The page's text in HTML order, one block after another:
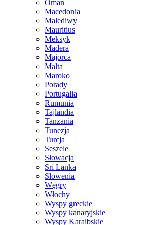
Oman
Macedonia
Malediwy
Mauritius
Meksyk
Madera
Majorca
Malta
Maroko
Porady
Portugalia
Rumunia
Tajlandia
Tanzania
Tunezja
Turcja
Seszele
Słowacja
Sri Lanka
Słowenia
Węgry
Włochy
Wyspy greckie
Wyspy kanaryjskie
Wyspy Karaibskie